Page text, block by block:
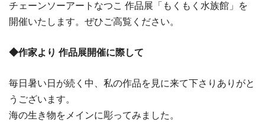
チェーンソーアートなつこ 作品展「もくもく水族館」を
開催いたします。ぜひご高覧ください。
◆作家より 作品展開催に際して
毎日暑い日が続く中、私の作品を見に来て下さりありがと
うございます。
海の生き物をメインに彫ってみました。